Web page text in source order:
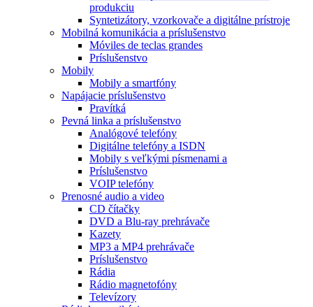
produkciu
Syntetizátory, vzorkovače a digitálne prístroje
Mobilná komunikácia a príslušenstvo
Móviles de teclas grandes
Príslušenstvo
Mobily
Mobily a smartfóny
Napájacie príslušenstvo
Pravítká
Pevná linka a príslušenstvo
Analógové telefóny
Digitálne telefóny a ISDN
Mobily s veľkými písmenami a
Príslušenstvo
VOIP telefóny
Prenosné audio a video
CD čítačky
DVD a Blu-ray prehrávače
Kazety
MP3 a MP4 prehrávače
Príslušenstvo
Rádia
Rádio magnetofóny
Televízory